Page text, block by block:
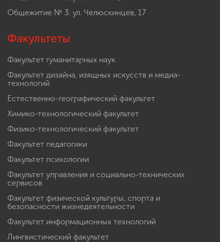
Общежитие № 3: ул. Челюскинцев, 17
Факультеты
Факультет гуманитарных наук
Факультет дизайна, изящных искусств и медиа-
технологий
Естественно-географический факультет
Химико-технологический факультет
Физико-технологический факультет
Факультет педагогики
Факультет психологии
Факультет управления и социально-технических
сервисов
Факультет физической культуры, спорта и
безопасности жизнедеятельности
Факультет информационных технологий
Лингвистический факультет